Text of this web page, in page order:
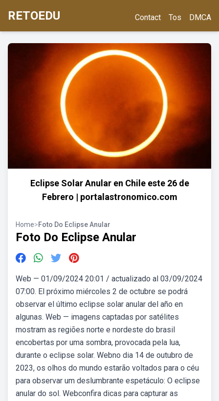
RETOEDU Contact Tos DMCA
Eclipse Solar Anular en Chile este 26 de
Febrero | portalastronomico.com
Home>Foto Do Eclipse Anular
Foto Do Eclipse Anular
Web — 01/09/2024 20:01 / actualizado al 03/09/2024
07:00. El próximo miércoles 2 de octubre se podrá
observar el último eclipse solar anular del año en
algunas. Web — imagens captadas por satélites
mostram as regiões norte e nordeste do brasil
encobertas por uma sombra, provocada pela lua,
durante o eclipse solar. Webno dia 14 de outubro de
2023, os olhos do mundo estarão voltados para o céu
para observar um deslumbrante espetáculo: O eclipse
anular do sol. Webconfira dicas para capturar as